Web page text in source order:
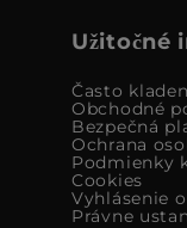
Užitočné
Často
Obchodné
Bezpečná
Ochrana
Podmienky
Cookies
Vyhlásenie
Právne